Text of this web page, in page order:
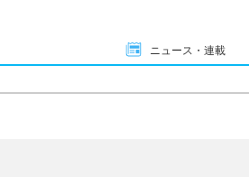
ニュース・連載